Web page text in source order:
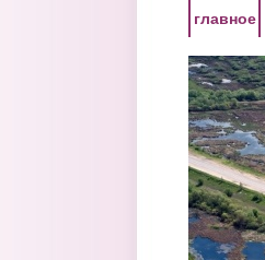
главное